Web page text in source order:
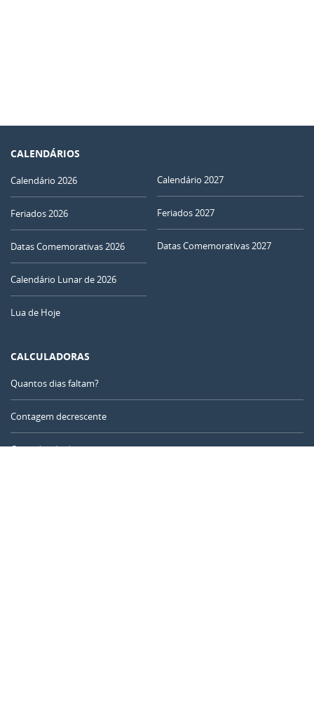
CALENDÁRIOS
Calendário 2026
Feriados 2026
Datas Comemorativas 2026
Calendário Lunar de 2026
Lua de Hoje
Calendário 2027
Feriados 2027
Datas Comemorativas 2027
CALCULADORAS
Quantos dias faltam?
Contagem decrescente
Contador de dias